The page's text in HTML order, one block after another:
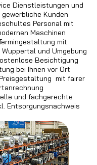
Dienstleistungen und
Kunden
Personal mit
Maschinen
mit
und Umgebung
Besichtigung
bei Ihnen vor Ort
mit fairer
und fachgerechte
Entsorgungsnachweis